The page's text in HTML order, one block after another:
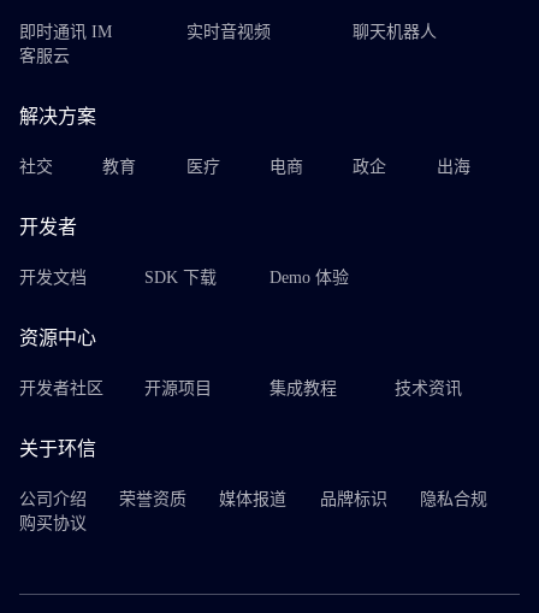
即时通讯 IM 实时音视频
聊天机器人
客服云
解决方案
社交 教育 医疗 电商 政企 出海
开发者
开发文档 SDK 下载 Demo 体验
资源中心
开发者社区 开源项目 集成教程 技术资讯
关于环信
公司介绍 荣誉资质 媒体报道 品牌标识
隐私合规
购买协议